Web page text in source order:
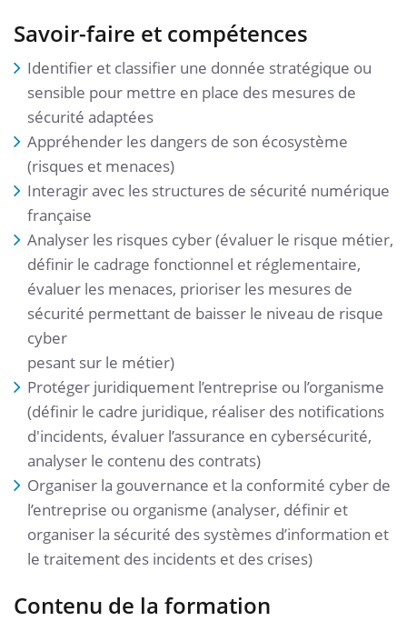
Savoir-faire et compétences
Identifier et classifier une donnée stratégique ou
sensible pour mettre en place des mesures de
sécurité adaptées
Appréhender les dangers de son écosystème
(risques et menaces)
Interagir avec les structures de sécurité numérique
française
Analyser les risques cyber (évaluer le risque métier,
définir le cadrage fonctionnel et réglementaire,
évaluer les menaces, prioriser les mesures de
sécurité permettant de baisser le niveau de risque
cyber
pesant sur le métier)
Protéger juridiquement l’entreprise ou l’organisme
(définir le cadre juridique, réaliser des notifications
d'incidents, évaluer l’assurance en cybersécurité,
analyser le contenu des contrats)
Organiser la gouvernance et la conformité cyber de
l’entreprise ou organisme (analyser, définir et
organiser la sécurité des systèmes d’information et
le traitement des incidents et des crises)
Contenu de la formation